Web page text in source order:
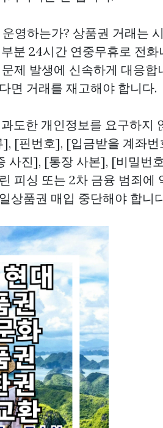
영하는가? 상품권 거래는
분 24시간 연중무휴로 전
제 발생에 신속하게 대응합
면 거래를 재고해야 합니다.
과도한 개인정보를 요구하지
[핀번호], [입금받을 계좌번
사진], [통장 사본], [비밀번
피싱 또는 2차 금융 범죄에
상품권 매입 중단해야 합니